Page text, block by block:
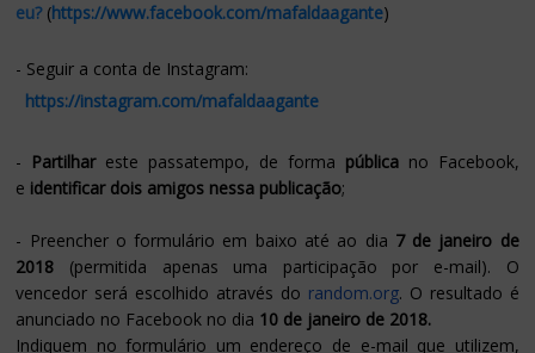
eu?(https://www.facebook.com/mafaldaagante)
- Seguir a conta de Instagram:
https://instagram.com/mafaldaagante
- Partilhareste passatempo, de forma públicano Facebook,
e identificar dois amigos nessa publicação;
- Preencher o formulário em baixo até ao dia 7 de janeiro de
2018
(permitida apenas uma participação por e-mail). O
vencedor será escolhido através do random.org. O resultado é
anunciado no Facebook no dia 10 de janeiro de 2018.
Indiquem no formulário um endereço de e-mail que utilizem,